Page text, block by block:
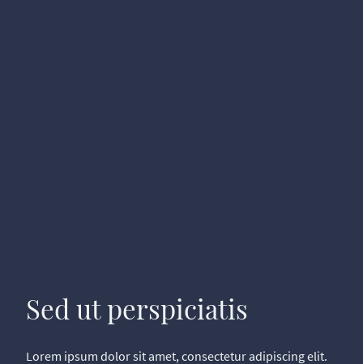
Sed ut perspiciatis
Lorem ipsum dolor sit amet, consectetur adipiscing elit.